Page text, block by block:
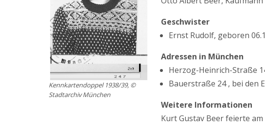
Kennkartendoppel 1938/39, ©
Stadtarchiv München
Geschwister
Ernst Rudolf, geboren
Adressen in München
Herzog-Heinrich-Straße
Bauerstraße 24 , bei den
Weitere Informationen
Kurt Gustav Beer feierte